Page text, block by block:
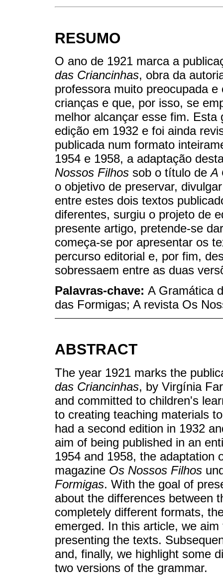
RESUMO
O ano de 1921 marca a
das Criancinhas, obra da
professora muito preocupada
crianças e que, por isso, se
melhor alcançar esse fim.
edição em 1932 e foi ainda
publicada num formato
1954 e 1958, a adaptação
Nossos Filhos sob o título deA
o objetivo de preservar,
entre estes dois textos
diferentes, surgiu o projeto de
presente artigo, pretende-se
começa-se por apresentar os
percurso editorial e, por fim,
sobressaem entre as duas
Palavras-chave: A Gramática
das Formigas; A revista Os
ABSTRACT
The year 1921 marks the
das Criancinhas, by Virgínia
and committed to children's
to creating teaching materials
had a second edition in 1932
aim of being published in an
1954 and 1958, the adaptation
magazine Os Nossos Filhos
Formigas. With the goal of
about the differences between
completely different formats,
emerged. In this article, we
presenting the texts.
and, finally, we highlight some
two versions of the grammar.